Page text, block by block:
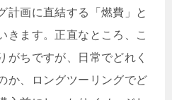
計画に直結する「燃費」と
きます。正直なところ、こ
がちですが、日常でどれく
か、ロングツーリングでど